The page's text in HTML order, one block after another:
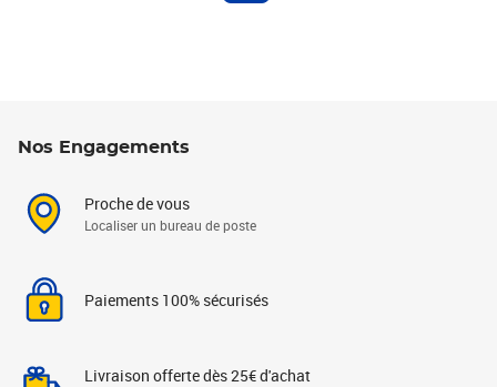
Nos Engagements
Proche de vous
Localiser un bureau de poste
Paiements 100% sécurisés
Livraison offerte dès 25€ d'achat